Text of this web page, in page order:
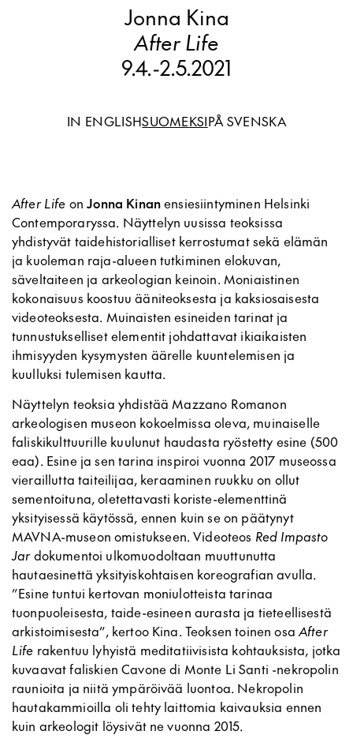
Jonna Kina
After Life
9.4.-2.5.2021
IN ENGLISHSUOMEKSIPÅ SVENSKA
After Life onJonna Kinanensiesiintyminen Helsinki
Contemporaryssa. Näyttelyn uusissa teoksissa
yhdistyvät taidehistorialliset kerrostumat sekä elämän
ja kuoleman raja-alueen tutkiminen elokuvan,
säveltaiteen ja arkeologian keinoin. Moniaistinen
kokonaisuus koostuu ääniteoksesta ja kaksiosaisesta
videoteoksesta. Muinaisten esineiden tarinat ja
tunnustukselliset elementit johdattavat ikiaikaisten
ihmisyyden kysymysten äärelle kuuntelemisen ja
kuulluksi tulemisen kautta.
Näyttelyn teoksia yhdistää Mazzano Romanon
arkeologisen museon kokoelmissa oleva, muinaiselle
faliskikulttuurille kuulunut haudasta ryöstetty esine (500
eaa). Esine ja sen tarina inspiroi vuonna 2017 museossa
vieraillutta taiteilijaa, keraaminen ruukku on ollut
sementoituna, oletettavasti koriste-elementtinä
yksityisessä käytössä, ennen kuin se on päätynyt
MAVNA-museon omistukseen. Videoteos Red Impasto
Jardokumentoi ulkomuodoltaan muuttunutta
hautaesinettä yksityiskohtaisen koreografian avulla.
”Esine tuntui kertovan moniulotteista tarinaa
tuonpuoleisesta, taide-esineen aurasta ja tieteellisestä
arkistoimisesta”, kertoo Kina. Teoksen toinen osaAfter
Life rakentuu lyhyistä meditatiivisista kohtauksista, jotka
kuvaavat faliskien Cavone di Monte Li Santi -nekropolin
raunioita ja niitä ympäröivää luontoa. Nekropolin
hautakammioilla oli tehty laittomia kaivauksia ennen
kuin arkeologit löysivät ne vuonna 2015.